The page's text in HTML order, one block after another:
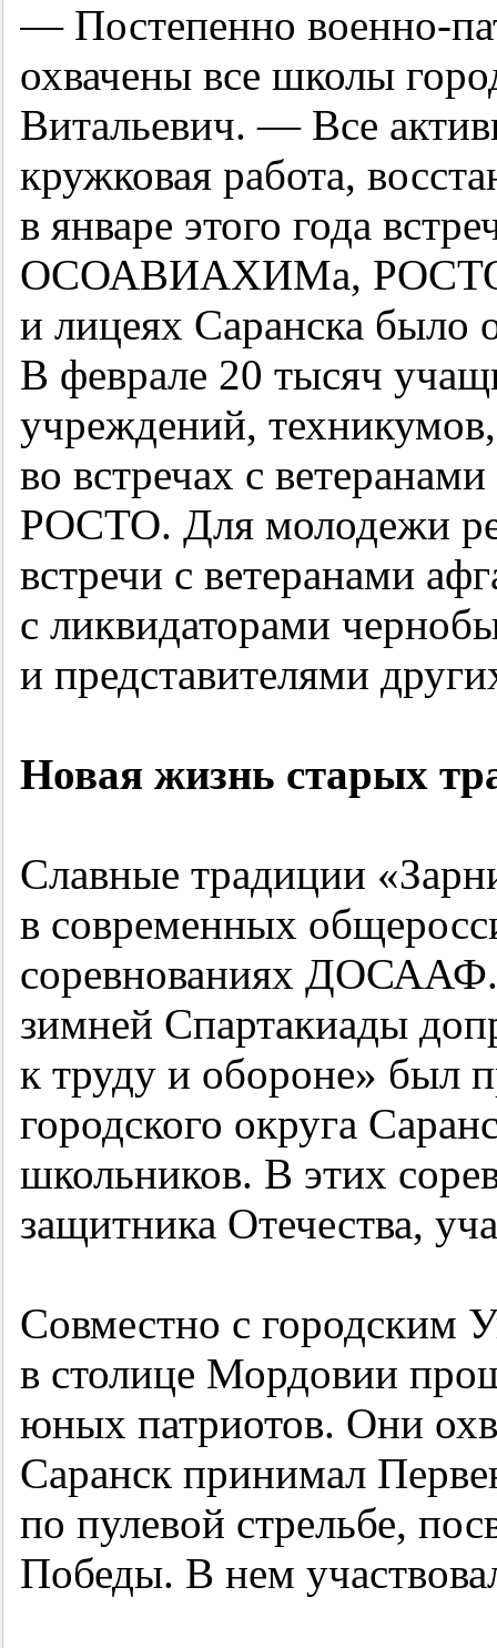
— Постепенно военно-
охвачены все школы
Витальевич. — Все
кружковая работа,
в январе этого года
ОСОАВИАХИМа,
и лицеях Саранска было
В феврале 20 тысяч
учреждений,
во встречах с
РОСТО. Для молодежи
встречи с ветеранами
с ликвидаторами
и представителями
Новая жизнь старых
Славные традиции
в современных
соревнованиях
зимней Спартакиады
к труду и обороне» был
городского округа
школьников. В этих
защитника Отечества,
Совместно с городским
в столице Мордовии
юных патриотов. Они
Саранск принимал
по пулевой стрельбе,
Победы. В нем